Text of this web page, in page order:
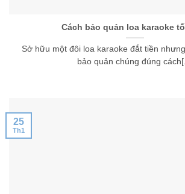
Cách bảo quản loa karaoke
Sở hữu một đôi loa karaoke đắt tiền
bảo quản chúng đúng
25
Th1